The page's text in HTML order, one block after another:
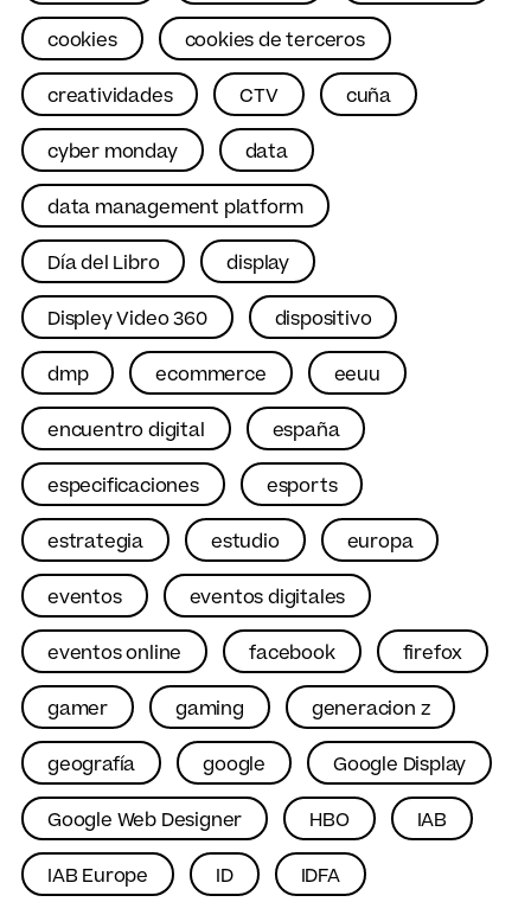
cookies cookies de terceros
creatividades CTV cuña
cyber monday data
data management platform
Día del Libro display
Displey Video 360 dispositivo
dmp ecommerce eeuu
encuentro digital españa
especificaciones esports
estrategia estudio europa
eventos eventos digitales
eventos online facebook firefox
gamer gaming generacion z
geografía google Google Display
Google Web Designer HBO IAB
IAB Europe ID IDFA